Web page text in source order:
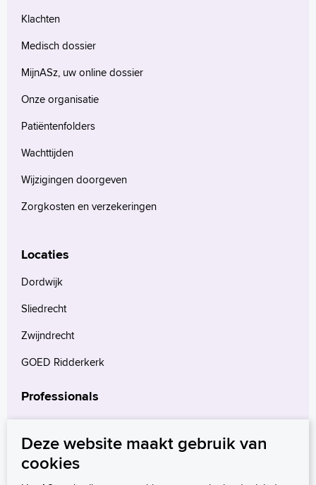
Klachten
Medisch dossier
MijnASz, uw online dossier
Onze organisatie
Patiëntenfolders
Wachttijden
Wijzigingen doorgeven
Zorgkosten en verzekeringen
Locaties
Dordwijk
Sliedrecht
Zwijndrecht
GOED Ridderkerk
Professionals
Verwijzers
Wetenschappelijk onderzoek
Deze website maakt gebruik van
cookies